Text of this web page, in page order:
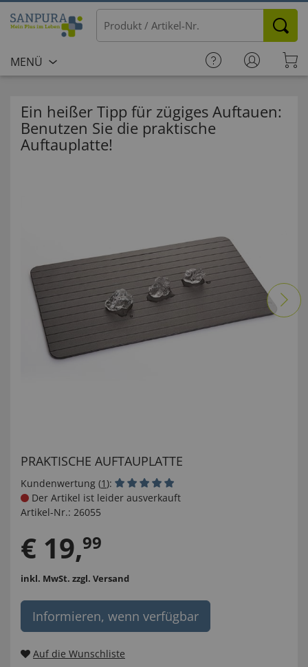
MENÜ
Ein heißer Tipp für zügiges Auftauen:
Benutzen Sie die praktische
Auftauplatte!
PRAKTISCHE AUFTAUPLATTE
Kundenwertung (1):
Der Artikel ist leider ausverkauft
Artikel-Nr.: 26055
€ 19,99
inkl. MwSt. zzgl. Versand
Informieren, wenn verfügbar
Auf die Wunschliste